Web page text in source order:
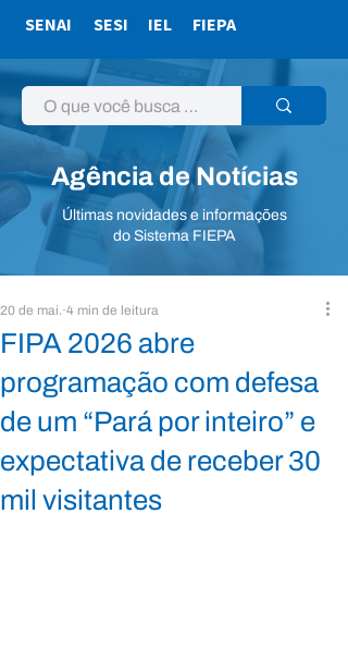
SENAI SESI IEL FIEPA
Agência de Notícias
Últimas novidades e informações
do Sistema FIEPA
FIPA 2026 abre
programação com defesa
de um “Pará por inteiro” e
expectativa de receber 30
mil visitantes
20 de mai. 4 min de leitura